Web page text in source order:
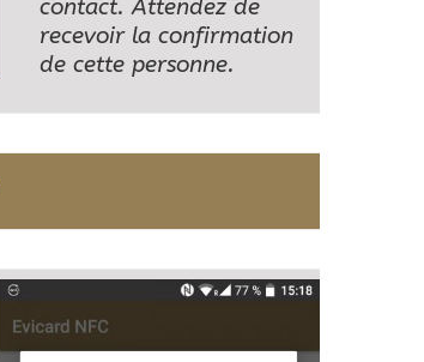
contact. Attendez de
recevoir la confirmation
de cette personne.